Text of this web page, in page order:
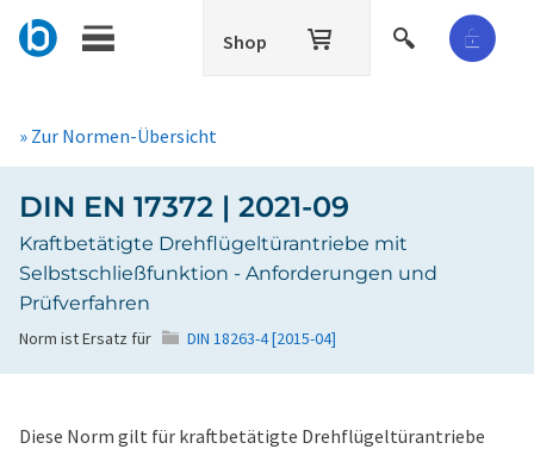
Shop
» Zur Normen-Übersicht
DIN EN 17372 | 2021-09
Kraftbetätigte Drehflügeltürantriebe mit
Selbstschließfunktion - Anforderungen und
Prüfverfahren
Norm ist Ersatz für DIN 18263-4 [2015-04]
Diese Norm gilt für kraftbetätigte Drehflügeltürantriebe